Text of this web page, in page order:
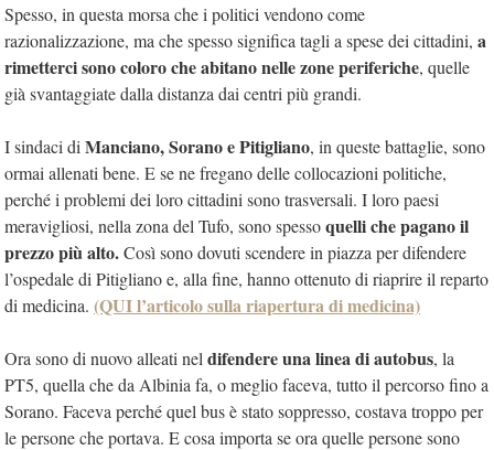
Spesso, in questa morsa che i politici vendono come
razionalizzazione, ma che spesso significa tagli a spese dei cittadini, a
rimetterci sono coloro che abitano nelle zone periferiche, quelle
già svantaggiate dalla distanza dai centri più grandi.
I sindaci di Manciano, Sorano e Pitigliano, in queste battaglie, sono
ormai allenati bene. E se ne fregano delle collocazioni politiche,
perché i problemi dei loro cittadini sono trasversali. I loro paesi
meravigliosi, nella zona del Tufo, sono spessoquelli che pagano il
prezzo più alto.Così sono dovuti scendere in piazza per difendere
l’ospedale di Pitigliano e, alla fine, hanno ottenuto di riaprire il reparto
di medicina. (QUI l’articolo sulla riapertura di medicina)
Ora sono di nuovo alleati nel difendere una linea di autobus, la
PT5, quella che da Albinia fa, o meglio faceva, tutto il percorso fino a
Sorano. Faceva perché quel bus è stato soppresso, costava troppo per
le persone che portava. E cosa importa se ora quelle persone sono